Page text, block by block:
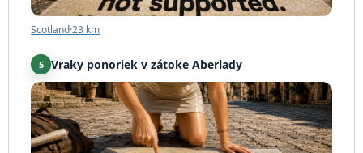
Scotland·23 km
5 Vraky ponoriek v zátoke Aberlady
23 km